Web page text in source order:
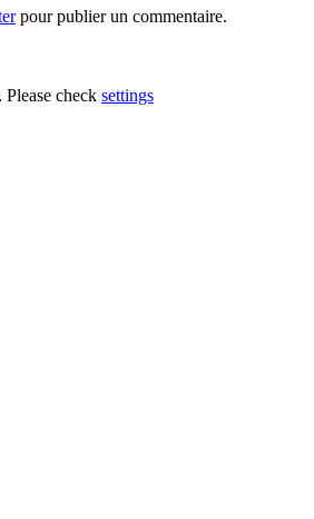
pour publier un commentaire.
check settings